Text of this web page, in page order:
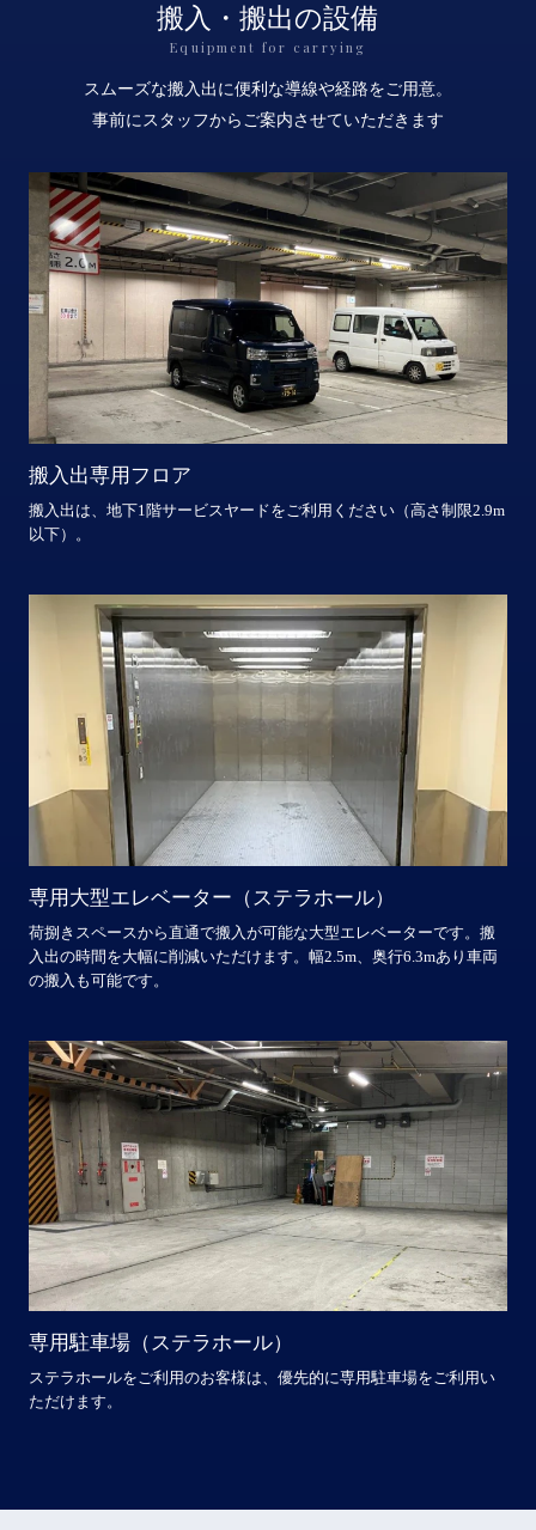
搬入・搬出の設備
Equipment for carrying
スムーズな搬入出に便利な導線や経路をご用意。
事前にスタッフからご案内させていただきます
搬入出専用フロア
搬入出は、地下1階サービスヤードをご利用ください（高さ制限2.9m
以下）。
専用大型エレベーター（ステラホール）
荷捌きスペースから直通で搬⼊が可能な大型エレベーターです。搬
⼊出の時間を大幅に削減いただけます。幅2.5m、奥行6.3mあり車両
の搬入も可能です。
専用駐車場（ステラホール）
ステラホールをご利用のお客様は、優先的に専用駐車場をご利用い
ただけます。